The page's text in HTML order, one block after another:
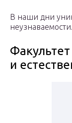
В наши дни
неузнаваемости.
и